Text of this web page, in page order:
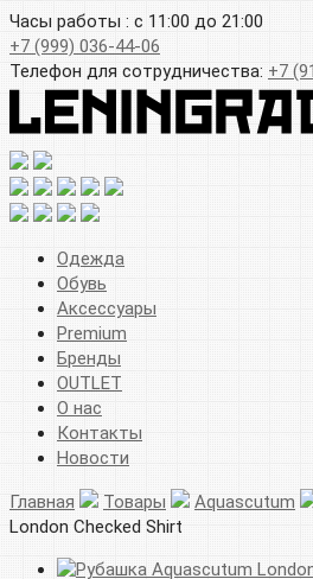
Часы работы : с 11:00 до 21:00
+7 (999) 036-44-06
Телефон для сотрудничества: +7
Одежда
Обувь
Аксессуары
Premium
Бренды
OUTLET
О нас
Контакты
Новости
Главная Товары Aquascutum
London Checked Shirt